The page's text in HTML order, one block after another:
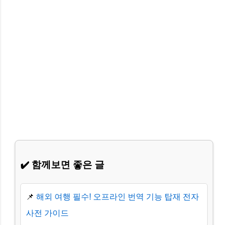
✔️ 함께보면 좋은 글
📌 해외 여행 필수! 오프라인 번역 기능 탑재 전자
사전 가이드